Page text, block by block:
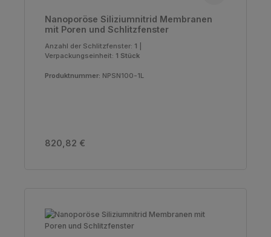
Nanoporöse Siliziumnitrid Membranen
mit Poren und Schlitzfenster
Anzahl der Schlitzfenster: 1
Verpackungseinheit: 1 Stück
Produktnummer: NPSN100-1L
Regulärer Preis:
820,82 €